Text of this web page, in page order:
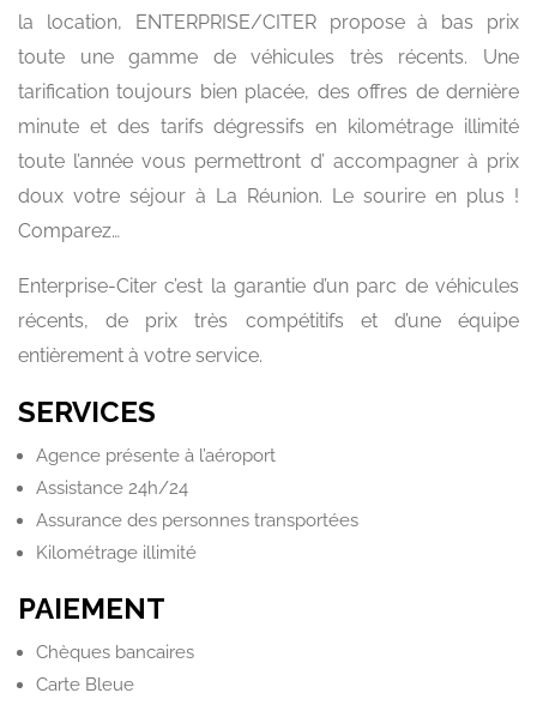
la location, ENTERPRISE/CITER propose à bas prix
toute une gamme de véhicules très récents. Une
tarification toujours bien placée, des offres de dernière
minute et des tarifs dégressifs en kilométrage illimité
toute l’année vous permettront d’ accompagner à prix
doux votre séjour à La Réunion. Le sourire en plus !
Comparez…
Enterprise-Citer c’est la garantie d’un parc de véhicules
récents, de prix très compétitifs et d’une équipe
entièrement à votre service.
SERVICES
Agence présente à l’aéroport
Assistance 24h/24
Assurance des personnes transportées
Kilométrage illimité
PAIEMENT
Chèques bancaires
Carte Bleue